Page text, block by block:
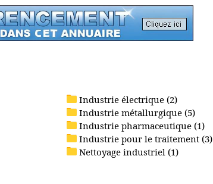
Industrie électrique (2)
Industrie métallurgique (5)
Industrie pharmaceutique (1)
Industrie pour le traitement (3)
Nettoyage industriel (1)